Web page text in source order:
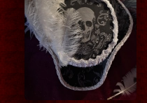
並び順 :